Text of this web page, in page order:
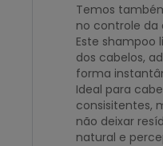
Temos
no controle da
Este
dos cabelos,
forma
Ideal para
consisitentes,
não deixar
natural e